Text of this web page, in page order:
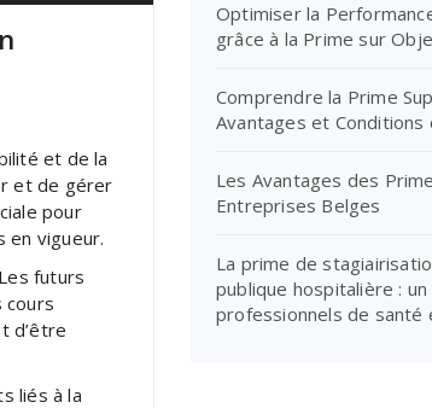
et de la
et de gérer
pour
en vigueur.
futurs
cours
d’être
liés à la
Optimiser la
grâce à la Prime sur
Comprendre la Prime
Avantages et Conditions
Les Avantages des
Entreprises Belges
La prime de
publique hospitalière :
professionnels de santé